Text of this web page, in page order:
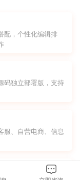
配，个性化编辑排
码独立部署版，支持
服、自营电商、信息